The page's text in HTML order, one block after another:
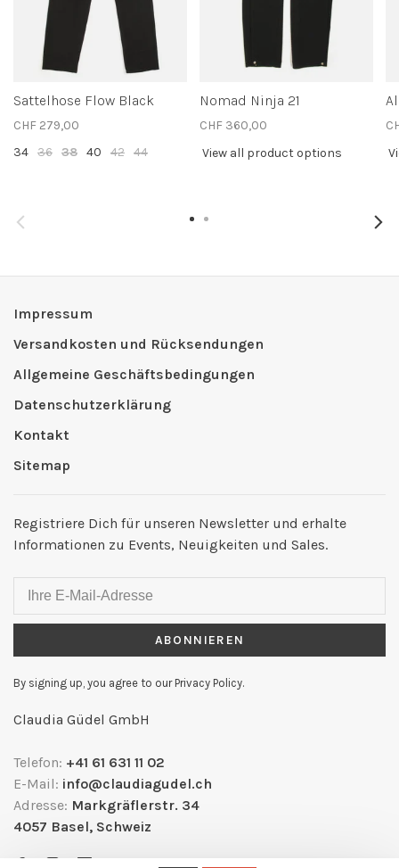
Sattelhose Flow Black
CHF 279,00
34 36 38 40 42 44
Nomad Ninja 21
CHF 360,00
View all product options
Impressum
Versandkosten und Rücksendungen
Allgemeine Geschäftsbedingungen
Datenschutzerklärung
Kontakt
Sitemap
Registriere Dich für unseren Newsletter und erhalte
Informationen zu Events, Neuigkeiten und Sales.
ABONNIEREN
By signing up, you agree to our Privacy Policy.
Claudia Güdel GmbH
Telefon: +41 61 631 11 02
E-Mail: info@claudiagudel.ch
Adresse: Markgräflerstr. 34
4057 Basel, Schweiz